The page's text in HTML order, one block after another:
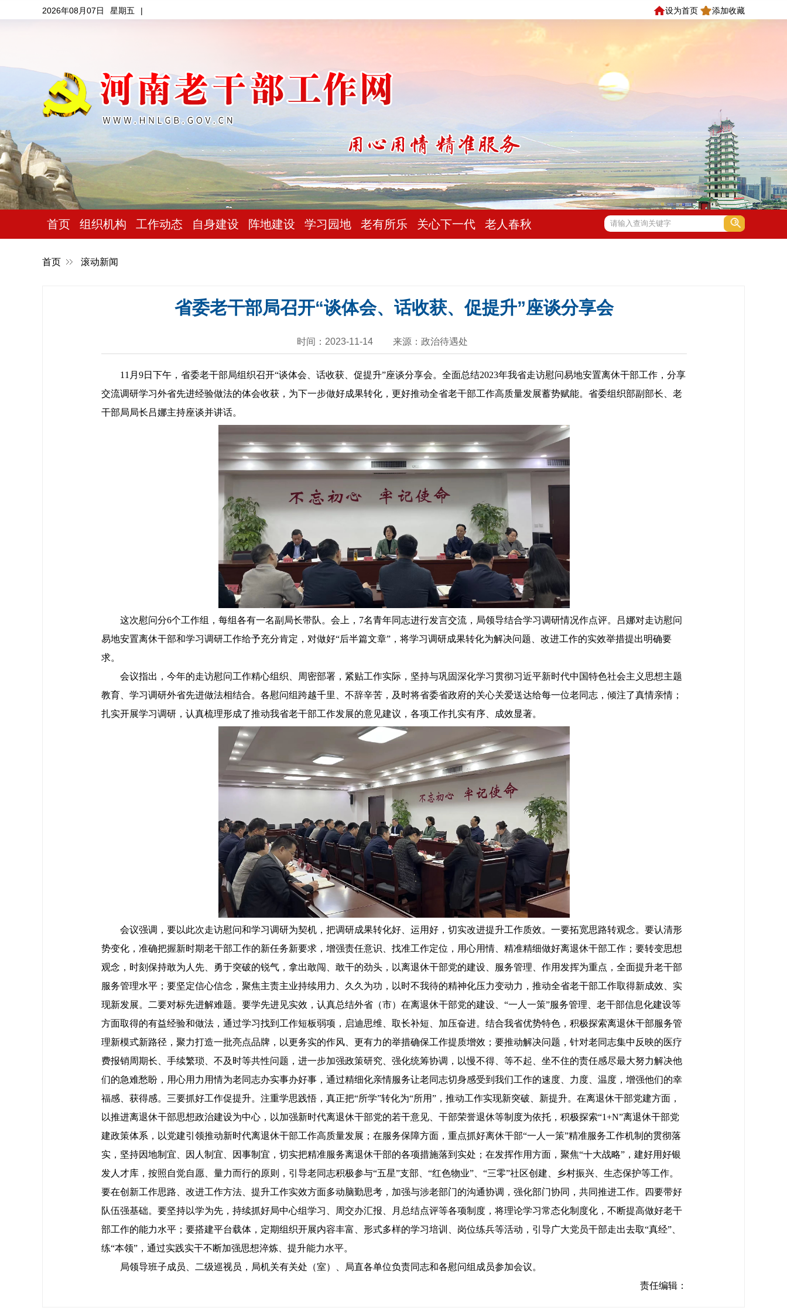
2026年08月07日 星期五 | 设为首页 添加收藏
首页 组织机构 工作动态 自身建设 阵地建设 学习园地 老有所乐 关心下一代 老人春秋
首页 滚动新闻
省委老干部局召开“谈体会、话收获、促提升”座谈分享会
时间：2023-11-14 来源：政治待遇处
11月9日下午，省委老干部局组织召开“谈体会、话收获、促提升”座谈分享会。全面总结2023年我省走访慰问易地安置离休干部工作，分享
交流调研学习外省先进经验做法的体会收获，为下一步做好成果转化，更好推动全省老干部工作高质量发展蓄势赋能。省委组织部副部长、老
干部局局长吕娜主持座谈并讲话。
这次慰问分6个工作组，每组各有一名副局长带队。会上，7名青年同志进行发言交流，局领导结合学习调研情况作点评。吕娜对走访慰问
易地安置离休干部和学习调研工作给予充分肯定，对做好“后半篇文章”，将学习调研成果转化为解决问题、改进工作的实效举措提出明确要
求。
会议指出，今年的走访慰问工作精心组织、周密部署，紧贴工作实际，坚持与巩固深化学习贯彻习近平新时代中国特色社会主义思想主题
教育、学习调研外省先进做法相结合。各慰问组跨越千里、不辞辛苦，及时将省委省政府的关心关爱送达给每一位老同志，倾注了真情亲情；
扎实开展学习调研，认真梳理形成了推动我省老干部工作发展的意见建议，各项工作扎实有序、成效显著。
会议强调，要以此次走访慰问和学习调研为契机，把调研成果转化好、运用好，切实改进提升工作质效。一要拓宽思路转观念。要认清形
势变化，准确把握新时期老干部工作的新任务新要求，增强责任意识、找准工作定位，用心用情、精准精细做好离退休干部工作；要转变思想
观念，时刻保持敢为人先、勇于突破的锐气，拿出敢闯、敢干的劲头，以离退休干部党的建设、服务管理、作用发挥为重点，全面提升老干部
服务管理水平；要坚定信心信念，聚焦主责主业持续用力、久久为功，以时不我待的精神化压力变动力，推动全省老干部工作取得新成效、实
现新发展。二要对标先进解难题。要学先进见实效，认真总结外省（市）在离退休干部党的建设、“一人一策”服务管理、老干部信息化建设等
方面取得的有益经验和做法，通过学习找到工作短板弱项，启迪思维、取长补短、加压奋进。结合我省优势特色，积极探索离退休干部服务管
理新模式新路径，聚力打造一批亮点品牌，以更务实的作风、更有力的举措确保工作提质增效；要推动解决问题，针对老同志集中反映的医疗
费报销周期长、手续繁琐、不及时等共性问题，进一步加强政策研究、强化统筹协调，以慢不得、等不起、坐不住的责任感尽最大努力解决他
们的急难愁盼，用心用力用情为老同志办实事办好事，通过精细化亲情服务让老同志切身感受到我们工作的速度、力度、温度，增强他们的幸
福感、获得感。三要抓好工作促提升。注重学思践悟，真正把“所学”转化为“所用”，推动工作实现新突破、新提升。在离退休干部党建方面，
以推进离退休干部思想政治建设为中心，以加强新时代离退休干部党的若干意见、干部荣誉退休等制度为依托，积极探索“1+N”离退休干部党
建政策体系，以党建引领推动新时代离退休干部工作高质量发展；在服务保障方面，重点抓好离休干部“一人一策”精准服务工作机制的贯彻落
实，坚持因地制宜、因人制宜、因事制宜，切实把精准服务离退休干部的各项措施落到实处；在发挥作用方面，聚焦“十大战略”，建好用好银
发人才库，按照自觉自愿、量力而行的原则，引导老同志积极参与“五星”支部、“红色物业”、“三零”社区创建、乡村振兴、生态保护等工作。
要在创新工作思路、改进工作方法、提升工作实效方面多动脑勤思考，加强与涉老部门的沟通协调，强化部门协同，共同推进工作。四要带好
队伍强基础。要坚持以学为先，持续抓好局中心组学习、周交办汇报、月总结点评等各项制度，将理论学习常态化制度化，不断提高做好老干
部工作的能力水平；要搭建平台载体，定期组织开展内容丰富、形式多样的学习培训、岗位练兵等活动，引导广大党员干部走出去取“真经”、
练“本领”，通过实践实干不断加强思想淬炼、提升能力水平。
局领导班子成员、二级巡视员，局机关有关处（室）、局直各单位负责同志和各慰问组成员参加会议。
责任编辑：